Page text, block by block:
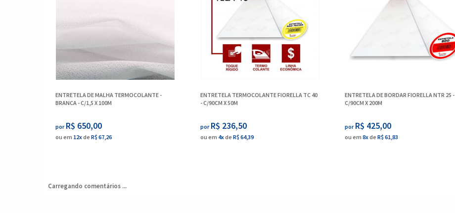
ENTRETELA DE MALHA TERMOCOLANTE -
BRANCA - C/1,5 X 100M
por R$ 650,00
ou em 12xde R$ 67,26
ENTRETELA TERMOCOLANTE FIORELLA TC 40
- C/90CM X 50M
por R$ 236,50
ou em 4xde R$ 64,39
ENTRETELA DE BORDAR FIORELLA NTR 25 -
C/90CM X 200M
por R$ 425,00
ou em 8xde R$ 61,83
Carregando comentários ...